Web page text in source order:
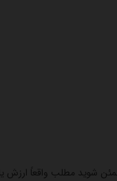
شوید مطلب واقعاً ارزش